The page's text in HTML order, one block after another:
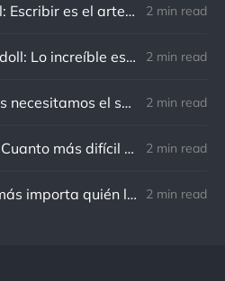
Claridad Mental: Escribir es el arte de calmar y despejar la mente. 2 min read
Charles R. Swindoll: Lo increíble es que cada día podemos elegir la actitud que adoptaremos. 2 min read
Nietzsche: Todos necesitamos el sentido de culpa, pero nadie necesita sentirse culpable. 2 min read
G. Washington: Cuanto más difícil es el conflicto, mayor es el triunfo. 2 min read
Naval: Cuanto más importa quién lo ha dicho, menos importa en realidad 2 min read